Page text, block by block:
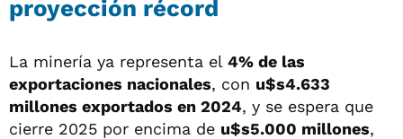
proyección récord
La minería ya representa el 4% de las
exportaciones nacionales, con u$s4.633
millones exportados en 2024, y se espera que
cierre 2025 por encima de u$s5.000 millones,